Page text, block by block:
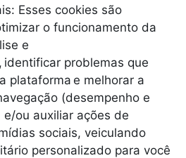
Esses cookies são
o funcionamento da
e
identificar problemas que
plataforma e melhorar a
(desempenho e
ou auxiliar ações de
sociais, veiculando
personalizado para você